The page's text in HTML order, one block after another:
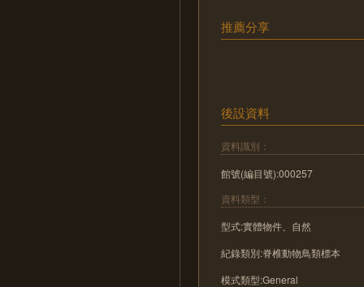
推薦分享
後設資料
資料識別：
館號(編目號):000257
資料類型：
型式:實體物件、自然
紀錄類別:脊椎動物鳥類標本
模式類型:General